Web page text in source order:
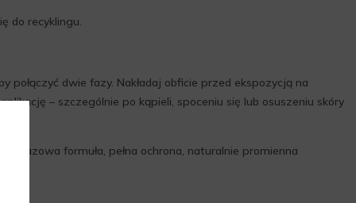
do recyklingu.
połączyć dwie fazy. Nakładaj obficie przed ekspozycją na
– szczególnie po kąpieli, spoceniu się lub osuszeniu skóry
formuła, pełna ochrona, naturalnie promienna